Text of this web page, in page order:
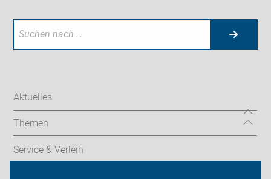
Aktuelles
Themen
Service & Verleih